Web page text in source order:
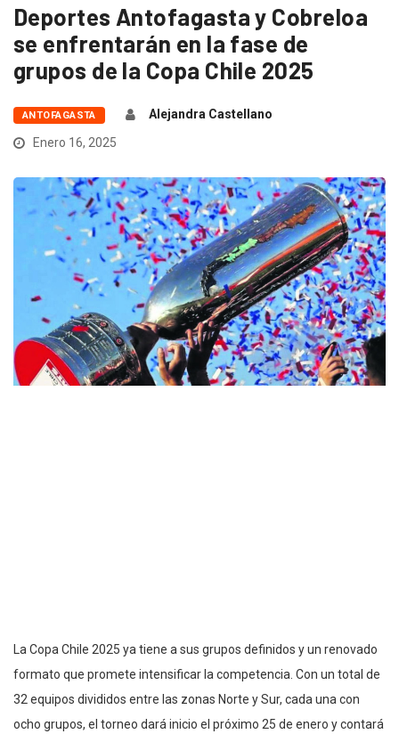
Deportes Antofagasta y Cobreloa
se enfrentarán en la fase de
grupos de la Copa Chile 2025
ANTOFAGASTA
Alejandra Castellano
Enero 16, 2025
La Copa Chile 2025 ya tiene a sus grupos definidos y un renovado
formato que promete intensificar la competencia. Con un total de
32 equipos divididos entre las zonas Norte y Sur, cada una con
ocho grupos, el torneo dará inicio el próximo 25 de enero y contará